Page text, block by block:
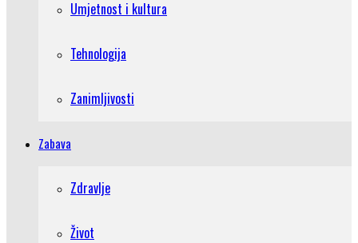
Umjetnost i kultura
Tehnologija
Zanimljivosti
Zabava
Zdravlje
Život